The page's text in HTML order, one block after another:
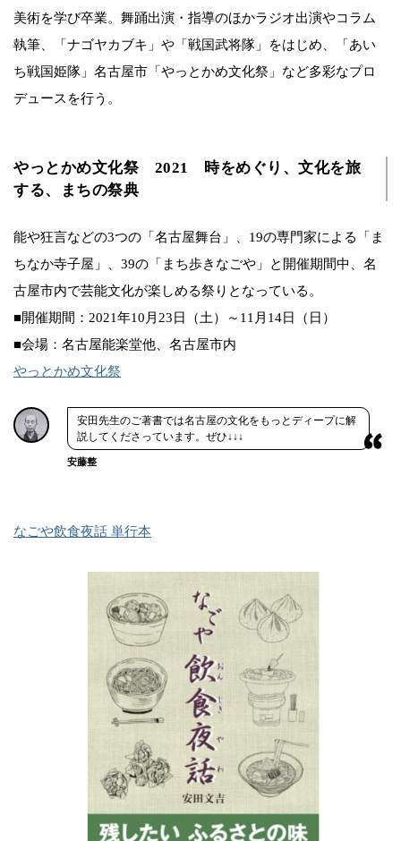
美術を学び卒業。舞踊出演・指導のほかラジオ出演やコラム
執筆、「ナゴヤカブキ」や「戦国武将隊」をはじめ、「あい
ち戦国姫隊」名古屋市「やっとかめ文化祭」など多彩なプロ
デュースを行う。
やっとかめ文化祭 2021 時をめぐり、文化を旅
する、まちの祭典
能や狂言などの3つの「名古屋舞台」、19の専門家による「ま
ちなか寺子屋」、39の「まち歩きなごや」と開催期間中、名
古屋市内で芸能文化が楽しめる祭りとなっている。
■開催期間：2021年10月23日（土）～11月14日（日）
■会場：名古屋能楽堂他、名古屋市内
やっとかめ文化祭
安田先生のご著書では名古屋の文化をもっとディープに解
説してくださっています。ぜひ↓↓↓
安藤整
なごや飲食夜話 単行本